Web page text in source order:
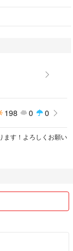
198 0 0
ます！よろしくお願い